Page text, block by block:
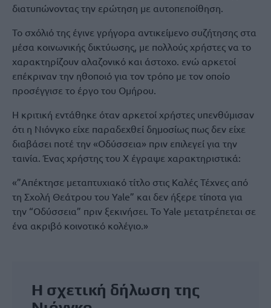
διατυπώνοντας την ερώτηση με αυτοπεποίθηση.
Το σχόλιό της έγινε γρήγορα αντικείμενο συζήτησης στα
μέσα κοινωνικής δικτύωσης, με πολλούς χρήστες να το
χαρακτηρίζουν αλαζονικό και άστοχο. ενώ αρκετοί
επέκριναν την ηθοποιό για τον τρόπο με τον οποίο
προσέγγισε το έργο του Ομήρου.
Η κριτική εντάθηκε όταν αρκετοί χρήστες υπενθύμισαν
ότι η Νιόνγκο είχε παραδεχθεί δημοσίως πως δεν είχε
διαβάσει ποτέ την «Οδύσσεια» πριν επιλεγεί για την
ταινία. Ένας χρήστης του X έγραψε χαρακτηριστικά:
«”Απέκτησε μεταπτυχιακό τίτλο στις Καλές Τέχνες από
τη Σχολή Θεάτρου του Yale” και δεν ήξερε τίποτα για
την “Οδύσσεια” πριν ξεκινήσει. Το Yale μετατρέπεται σε
ένα ακριβό κοινοτικό κολέγιο.»
H σχετική δήλωση της